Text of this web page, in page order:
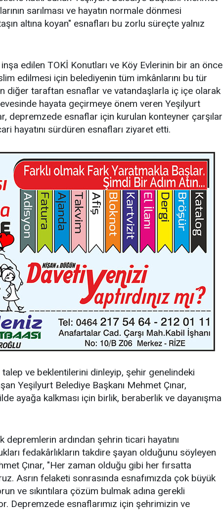
sarılması ve hayatın normale dönmesi
altına koyan" esnafları bu zorlu süreçte yalnız
edilen TOKİ Konutları ve Köy Evlerinin bir an önce
edilmesi için belediyenin tüm imkânlarını bu tür
diğer taraftan esnaflar ve vatandaşlarla iç içe olarak
hayata geçirmeye önem veren Yeşilyurt
depremzede esnaflar için kurulan konteyner çarşılar
hayatını sürdüren esnafları ziyaret etti.
talep ve beklentilerini dinleyip, şehir genelindeki
Yeşilyurt Belediye Başkanı Mehmet Çınar,
ayağa kalkması için birlik, beraberlik ve dayanışma
depremlerin ardından şehrin ticari hayatını
fedakârlıkların takdire şayan olduğunu söyleyen
Çınar, "Her zaman olduğu gibi her fırsatta
Asrın felaketi sonrasında esnafımızda çok büyük
ve sıkıntılara çözüm bulmak adına gerekli
Depremzede esnaflarımız için şehrimizin ve